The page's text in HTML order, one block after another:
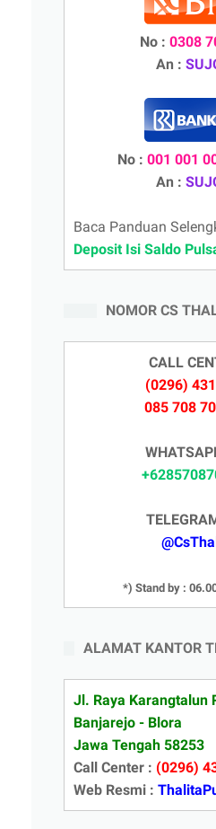
No : 0308
An :
No : 001 001
An :
Baca Panduan
Deposit Isi Saldo
NOMOR CS
CALL
(0296)
085 708
*) Stand by :
ALAMAT KANTOR
Jl. Raya Karangtalun
Banjarejo - Blora
Jawa Tengah 58253
Call Center : (0296)
Web Resmi :